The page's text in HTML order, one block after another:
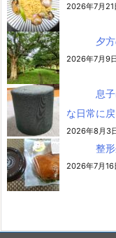
2026年7月21
夕
2026年7月9
息
な日常に戻
2026年8月3
整
2026年7月16